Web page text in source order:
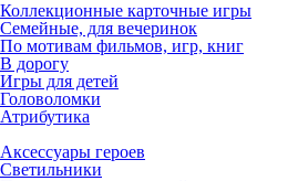
Коллекционные карточные игры
Семейные, для вечеринок
По мотивам фильмов, игр, книг
В дорогу
Игры для детей
Головоломки
Атрибутика
Аксессуары героев
Светильники